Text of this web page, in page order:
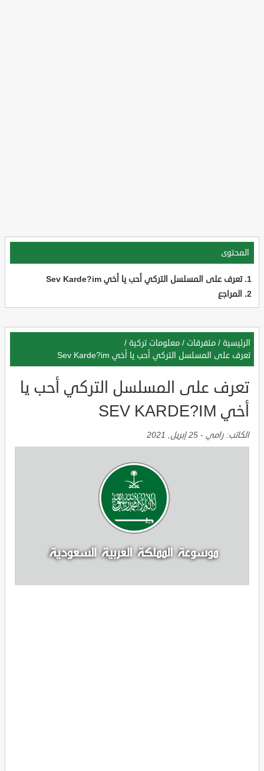
المحتوى
تعرف على المسلسل التركي أحب يا أخي Sev Karde?im
المراجع
الرئيسية / متفرقات / معلومات تركية /
تعرف على المسلسل التركي أحب يا أخي Sev Karde?im
تعرف على المسلسل التركي أحب يا
أخي SEV KARDE?IM
الكاتب: رامي - 25 إبريل, 2021